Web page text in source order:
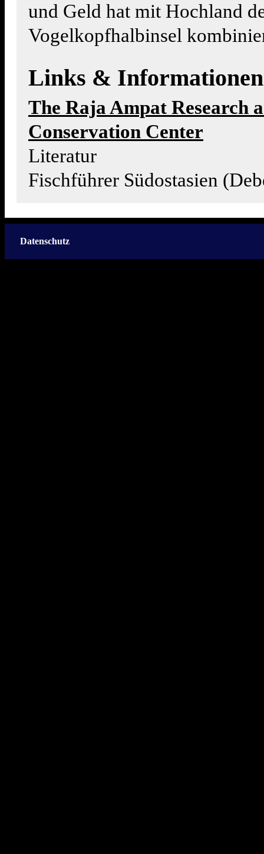
und Geld hat mit Hochland
Vogelkopfhalbinsel
Links & Informationen
The Raja Ampat Research
Conservation Center
Literatur
Fischführer Südostasien
Datenschutz